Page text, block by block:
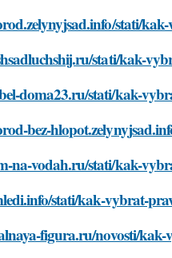
stati/
stati/kak-
doma23.ru/stati/kak-
bez-
na-vodah.ru/stati/kak-
stati/kak-vybrat-
figura.ru/novosti/